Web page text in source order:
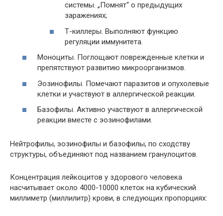
системы. „Помнят“ о предыдущих
заражениях;
Т-киллеры. Выполняют функцию
регуляции иммунитета.
Моноциты. Поглощают поврежденные клетки и
препятствуют развитию микроорганизмов.
Эозинофилы. Помечают паразитов и опухолевые
клетки и участвуют в аллергической реакции.
Базофилы. Активно участвуют в аллергической
реакции вместе с эозинофилами.
Нейтрофилы, эозинофилы и базофилы, по сходству
структуры, объединяют под названием гранулоцитов.
Концентрация лейкоцитов у здорового человека
насчитывает около 4000-10000 клеток на кубический
миллиметр (миллилитр) крови, в следующих пропорциях: